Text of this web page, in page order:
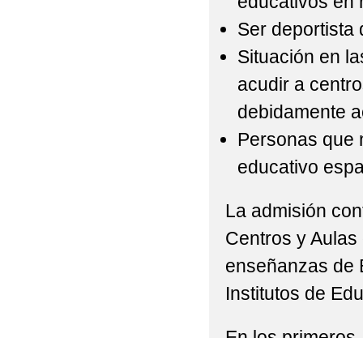
Ser deportista
Situación en
acudir a
debidamente
Personas que
educativo
La admisión
Centros y
enseñanzas de
Institutos de